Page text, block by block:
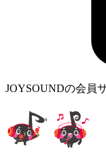
JOYSOUNDの会員